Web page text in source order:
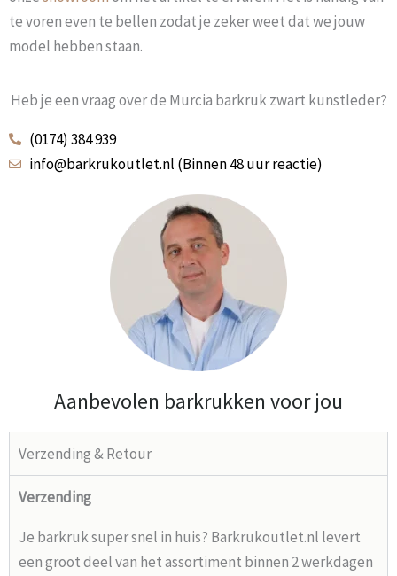
te voren even te bellen zodat je zeker weet dat we jouw
model hebben staan.
Heb je een vraag over de Murcia barkruk zwart kunstleder?
(0174) 384 939
info@barkrukoutlet.nl (Binnen 48 uur reactie)
Aanbevolen barkrukken voor jou
Verzending & Retour
Verzending
Je barkruk super snel in huis? Barkrukoutlet.nl levert
een groot deel van het assortiment binnen 2 werkdagen